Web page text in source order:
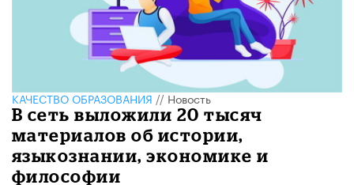
КАЧЕСТВО ОБРАЗОВАНИЯ//Новость
В сеть выложили 20 тысяч
материалов об истории,
языкознании, экономике и
философии